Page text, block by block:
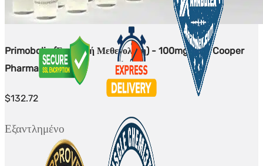
Primobolic (Ενανθική Μεθενολόνη) - 100mg/ml - Cooper
Pharma - 10x1ml
$132.72
Εξαντλημένο